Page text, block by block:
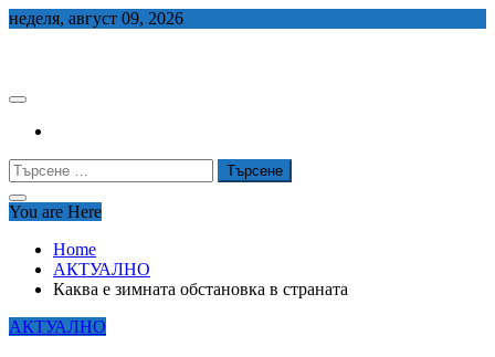
Skip
неделя, август 09, 2026
Търсене
за:
You are Here
Home
АКТУАЛНО
Каква е зимната обстановка в страната
АКТУАЛНО